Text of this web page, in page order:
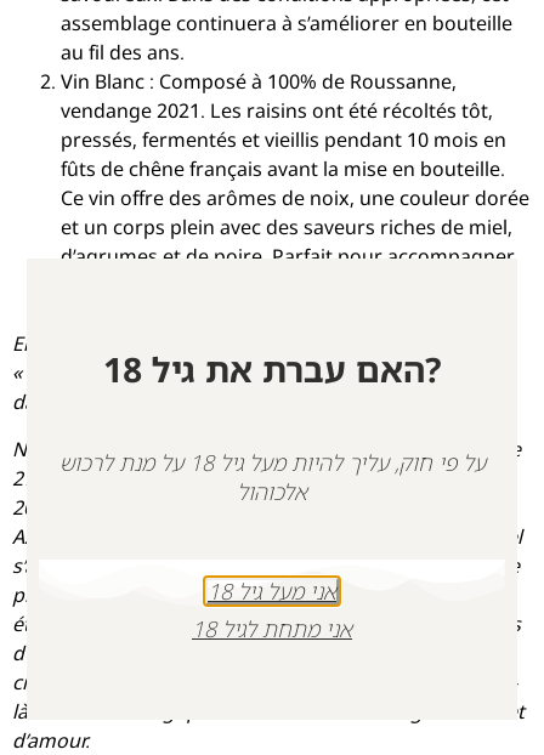
assemblage continuera à s’améliorer en bouteille
au fil des ans.
Vin Blanc : Composé à 100% de Roussanne,
vendange 2021. Les raisins ont été récoltés tôt,
pressés, fermentés et vieillis pendant 10 mois en
fûts de chêne français avant la mise en bouteille.
Ce vin offre des arômes de noix, une couleur dorée
et un corps plein avec des saveurs riches de miel,
d’agrumes et de poire. Parfait pour accompagner
En mémoire de
« Nirel et Niv, ‘les aimés et agréables dans leur vie et
dans leur mort ils ne furent pas séparés…' »
Nirel Zini, âgé de 31 ans, et sa fiancée Niv Raviv, âgée de
27 ans, ont été brutalement assassinés le 7 octobre
2023, lors de la fête de Simhat Torah au kibboutz Kfar
Aza. Niv était étudiante en psychologie, tandis que Nirel
s’apprêtait à commencer ses études de droit. Le couple
prévoyait de se marier et de fonder une famille. Ils
étaient pleins d’espoir et de rêves pour l’avenir. Huit ans
d’amour s’étaient bonifiés comme du vin, avant d’être
cruellement interrompus en un instant terrible ce jour-
là. Leur mort tragique nous laisse un héritage d’unité et
d’amour.
האם עברת את גיל 18?
על פי חוק, עליך להיות מעל גיל 18 על מנת לרכוש
אלכוהול
אני מעל גיל 18
אני מתחת לגיל 18